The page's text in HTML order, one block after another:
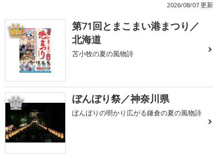
2026/08/07 更新
1
第71回とまこまい港まつり／
北海道
苫小牧の夏の風物詩
2 ぼんぼり祭／神奈川県
ぼんぼりの明かり広がる鎌倉の夏の風物詩